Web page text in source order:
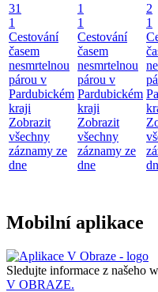
31
1
Cestování
časem
nesmrtelnou
párou v
Pardubickém
kraji
Zobrazit
všechny
záznamy ze
dne
1
1
Cestování
časem
nesmrtelnou
párou v
Pardubickém
kraji
Zobrazit
všechny
záznamy ze
dne
2
1
Mobilní aplikace
Sledujte informace z našeho
V OBRAZE.